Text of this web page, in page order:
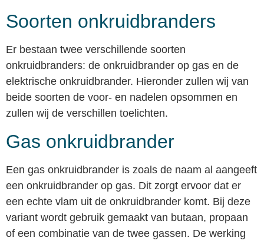
Soorten onkruidbranders
Er bestaan twee verschillende soorten
onkruidbranders: de onkruidbrander op gas en de
elektrische onkruidbrander. Hieronder zullen wij van
beide soorten de voor- en nadelen opsommen en
zullen wij de verschillen toelichten.
Gas onkruidbrander
Een gas onkruidbrander is zoals de naam al aangeeft
een onkruidbrander op gas. Dit zorgt ervoor dat er
een echte vlam uit de onkruidbrander komt. Bij deze
variant wordt gebruik gemaakt van butaan, propaan
of een combinatie van de twee gassen. De werking